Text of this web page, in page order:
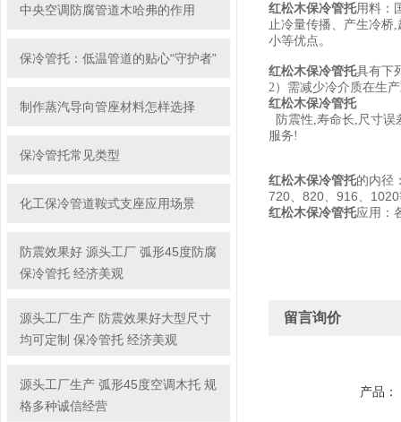
中央空调防腐管道木哈弗的作用
保冷管托：低温管道的贴心“守护者”
制作蒸汽导向管座材料怎样选择
保冷管托常见类型
化工保冷管道鞍式支座应用场景
防震效果好 源头工厂 弧形45度防腐
保冷管托 经济美观
源头工厂生产 防震效果好大型尺寸
均可定制 保冷管托 经济美观
源头工厂生产 弧形45度空调木托 规
格多种诚信经营
红松木保冷管托用料：
止冷量传播、产生冷桥,
小等优点。
红松木保冷管托具有下
2）需减少冷介质在生
红松木保冷管托
防震性,寿命长, 尺寸误
服务!
红松木保冷管托的内径
720、820、916、
红松木保冷管托应用：
留言询价
产品：